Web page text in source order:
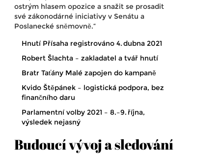
ostrým hlasem opozice a snažit se prosadit
své zákonodárné iniciativy v Senátu a
Poslanecké sněmovně.“
Hnutí Přísaha registrováno 4. dubna 2021
Robert Šlachta – zakladatel a tvář hnutí
Bratr Taťány Malé zapojen do kampaně
Kvido Štěpánek – logistická podpora, bez
finančního daru
Parlamentní volby 2021 – 8.–9. října,
výsledek nejasný
Budoucí vývoj a sledování